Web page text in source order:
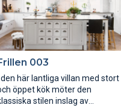
003
I den här lantliga villan med stort
öppet kök möter den
stilen inslag av